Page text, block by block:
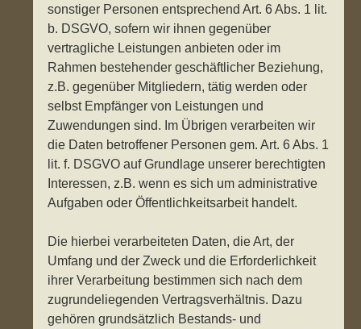
sonstiger Personen entsprechend Art. 6 Abs. 1 lit.
b. DSGVO, sofern wir ihnen gegenüber
vertragliche Leistungen anbieten oder im
Rahmen bestehender geschäftlicher Beziehung,
z.B. gegenüber Mitgliedern, tätig werden oder
selbst Empfänger von Leistungen und
Zuwendungen sind. Im Übrigen verarbeiten wir
die Daten betroffener Personen gem. Art. 6 Abs. 1
lit. f. DSGVO auf Grundlage unserer berechtigten
Interessen, z.B. wenn es sich um administrative
Aufgaben oder Öffentlichkeitsarbeit handelt.
Die hierbei verarbeiteten Daten, die Art, der
Umfang und der Zweck und die Erforderlichkeit
ihrer Verarbeitung bestimmen sich nach dem
zugrundeliegenden Vertragsverhältnis. Dazu
gehören grundsätzlich Bestands- und